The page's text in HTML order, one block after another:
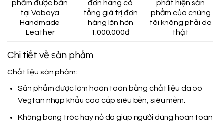
phẩm được bán
tại Vabaya
Handmade
Leather
đơn hàng có
tổng giá trị đơn
hàng lớn hơn
1.000.000đ
phát hiện sản
phẩm của chúng
tôi không phải da
thật
Chi tiết về sản phẩm
Chất liệu sản phẩm:
Sản phẩm được làm hoàn toàn bằng chất liệu da bò
Vegtan nhập khẩu cao cấp siêu bền, siêu mềm.
Không bong tróc hay nổ da giúp người dùng hoàn toàn